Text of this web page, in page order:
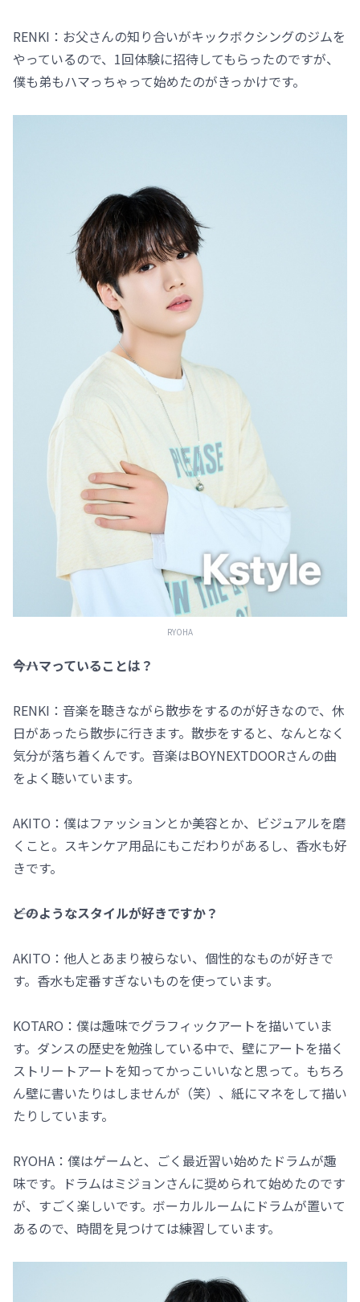
RENKI：お父さんの知り合いがキックボクシングのジムを
やっているので、1回体験に招待してもらったのですが、
僕も弟もハマっちゃって始めたのがきっかけです。
RYOHA
――今ハマっていることは？
RENKI：音楽を聴きながら散歩をするのが好きなので、休
日があったら散歩に行きます。散歩をすると、なんとなく
気分が落ち着くんです。音楽はBOYNEXTDOORさんの曲
をよく聴いています。
AKITO：僕はファッションとか美容とか、ビジュアルを磨
くこと。スキンケア用品にもこだわりがあるし、香水も好
きです。
――どのようなスタイルが好きですか？
AKITO：他人とあまり被らない、個性的なものが好きで
す。香水も定番すぎないものを使っています。
KOTARO：僕は趣味でグラフィックアートを描いていま
す。ダンスの歴史を勉強している中で、壁にアートを描く
ストリートアートを知ってかっこいいなと思って。もちろ
ん壁に書いたりはしませんが（笑）、紙にマネをして描い
たりしています。
RYOHA：僕はゲームと、ごく最近習い始めたドラムが趣
味です。ドラムはミジョンさんに奨められて始めたのです
が、すごく楽しいです。ボーカルルームにドラムが置いて
あるので、時間を見つけては練習しています。